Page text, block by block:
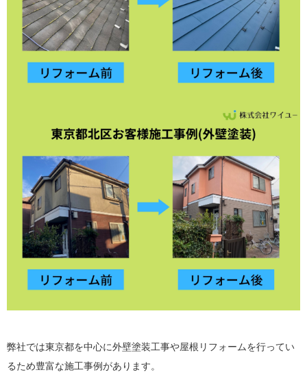
弊社では東京都を中心に外壁塗装工事や屋根リフォームを行ってい
るため豊富な施工事例があります。